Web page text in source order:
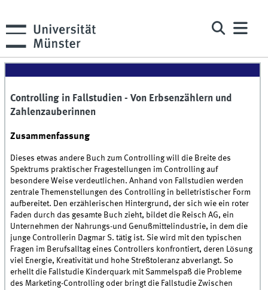
Controlling in Fallstudien - Von Erbsenzählern und
Zahlenzauberinnen
Zusammenfassung
Dieses etwas andere Buch zum Controlling will die Breite des
Spektrums praktischer Fragestellungen im Controlling auf
besondere Weise verdeutlichen. Anhand von Fallstudien werden
zentrale Themenstellungen des Controlling in belletristischer Form
aufbereitet. Den erzählerischen Hintergrund, der sich wie ein roter
Faden durch das gesamte Buch zieht, bildet die Reisch AG, ein
Unternehmen der Nahrungs-und Genußmittelindustrie, in dem die
junge Controllerin Dagmar S. tätig ist. Sie wird mit den typischen
Fragen im Berufsalltag eines Controllers konfrontiert, deren Lösung
viel Energie, Kreativität und hohe Streßtoleranz abverlangt. So
erhellt die Fallstudie Kinderquark mit Sammelspaß die Probleme
des Marketing-Controlling oder bringt die Fallstudie Zwischen